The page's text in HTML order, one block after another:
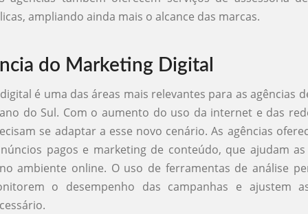
ampliando ainda mais o alcance das marcas.
do Marketing Digital
é uma das áreas mais relevantes para as agências
do Sul. Com o aumento do uso da internet e das
se adaptar a esse novo cenário. As agências
pagos e marketing de conteúdo, que ajudam
ambiente online. O uso de ferramentas de análise
o desempenho das campanhas e ajustem